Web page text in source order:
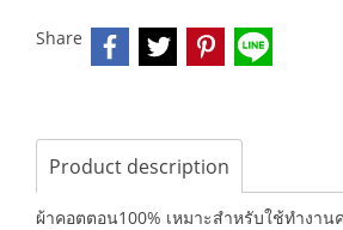
Share
Product description
ผ้าคอตตอน100% เหมาะสำหรับใช้ทำงาน